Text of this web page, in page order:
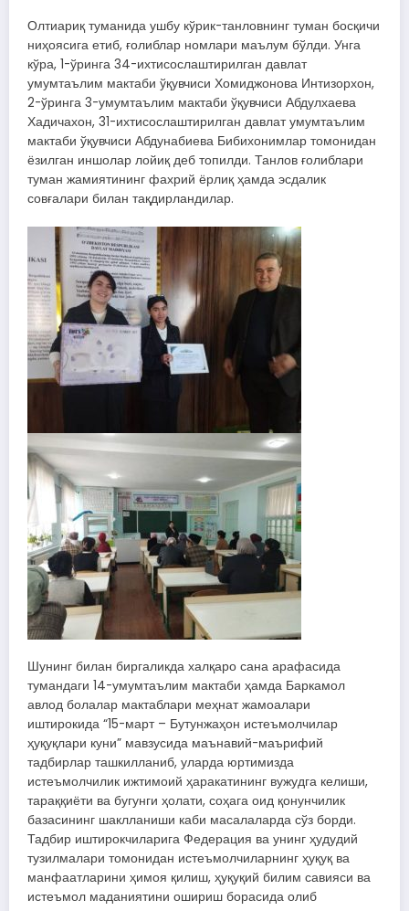
Олтиариқ туманида ушбу кўрик-танловнинг туман босқичи
ниҳоясига етиб, ғолиблар номлари маълум бўлди. Унга
кўра, 1-ўринга 34-ихтисослаштирилган давлат
умумтаълим мактаби ўқувчиси Хомиджонова Интизорхон,
2-ўринга 3-умумтаълим мактаби ўқувчиси Абдулхаева
Хадичахон, 31-ихтисослаштирилган давлат умумтаълим
мактаби ўқувчиси Абдунабиева Бибихонимлар томонидан
ёзилган иншолар лойиқ деб топилди. Танлов ғолиблари
туман жамиятининг фахрий ёрлиқ ҳамда эсдалик
совғалари билан тақдирландилар.
Шунинг билан биргаликда халқаро сана арафасида
тумандаги 14-умумтаълим мактаби ҳамда Баркамол
авлод болалар мактаблари меҳнат жамоалари
иштирокида “15-март – Бутунжаҳон истеъмолчилар
ҳуқуқлари куни” мавзусида маънавий-маърифий
тадбирлар ташкилланиб, уларда юртимизда
истеъмолчилик ижтимоий ҳаракатининг вужудга келиши,
тараққиёти ва бугунги ҳолати, соҳага оид қонунчилик
базасининг шаклланиши каби масалаларда сўз борди.
Тадбир иштирокчиларига Федерация ва унинг ҳудудий
тузилмалари томонидан истеъмолчиларнинг ҳуқуқ ва
манфаатларини ҳимоя қилиш, ҳуқуқий билим савияси ва
истеъмол маданиятини ошириш борасида олиб